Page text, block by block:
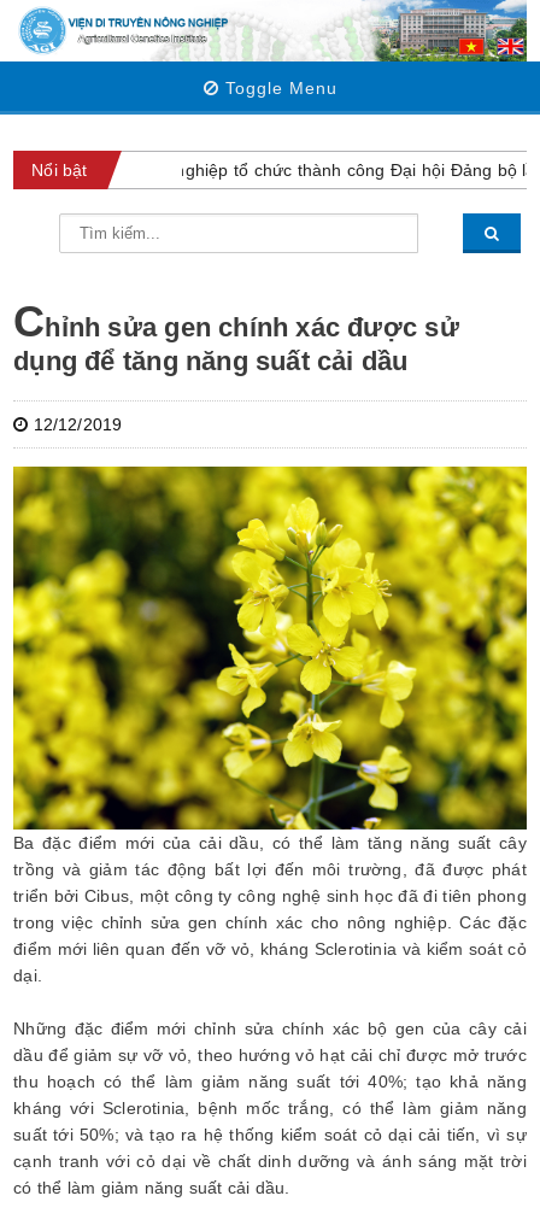
Toggle Menu
Nổi bật
Di truyền Nông nghiệp tổ chức thành công Đại hội Đảng bộ lần
Chỉnh sửa gen chính xác được sử
dụng để tăng năng suất cải dầu
12/12/2019
Ba đặc điểm mới của cải dầu, có thể làm tăng năng suất cây
trồng và giảm tác động bất lợi đến môi trường, đã được phát
triển bởi Cibus, một công ty công nghệ sinh học đã đi tiên phong
trong việc chỉnh sửa gen chính xác cho nông nghiệp. Các đặc
điểm mới liên quan đến vỡ vỏ, kháng Sclerotinia và kiểm soát cỏ
dại.
Những đặc điểm mới chỉnh sửa chính xác bộ gen của cây cải
dầu để giảm sự vỡ vỏ, theo hướng vỏ hạt cải chỉ được mở trước
thu hoạch có thể làm giảm năng suất tới 40%; tạo khả năng
kháng với Sclerotinia, bệnh mốc trắng, có thể làm giảm năng
suất tới 50%; và tạo ra hệ thống kiểm soát cỏ dại cải tiến, vì sự
cạnh tranh với cỏ dại về chất dinh dưỡng và ánh sáng mặt trời
có thể làm giảm năng suất cải dầu.